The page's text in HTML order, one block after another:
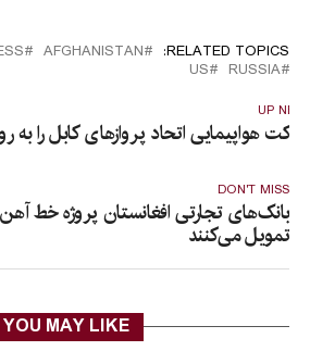
RELATED TOPICS:
AFGHANISTAN
RUSSIA
US
UP
هواپیمایی اتحاد پروازهای کابل را به
DON'T MISS
بانک‌های تجارتی افغانستان پروژه خط
تمویل می‌کنند
YOU MAY LIKE